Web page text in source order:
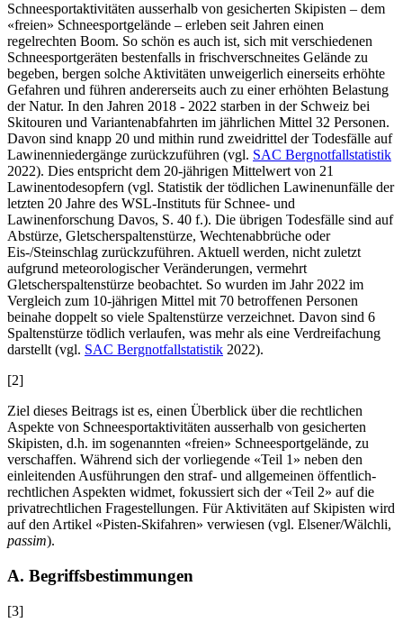
Schneesportaktivitäten ausserhalb von gesicherten Skipisten – dem
«freien» Schneesportgelände – erleben seit Jahren einen
regelrechten Boom. So schön es auch ist, sich mit verschiedenen
Schneesportgeräten bestenfalls in frischverschneites Gelände zu
begeben, bergen solche Aktivitäten unweigerlich einerseits erhöhte
Gefahren und führen andererseits auch zu einer erhöhten Belastung
der Natur. In den Jahren 2018 - 2022 starben in der Schweiz bei
Skitouren und Variantenabfahrten im jährlichen Mittel 32 Personen.
Davon sind knapp 20 und mithin rund zweidrittel der Todesfälle auf
Lawinenniedergänge zurückzuführen (vgl. SAC Bergnotfallstatistik
2022). Dies entspricht dem 20-jährigen Mittelwert von 21
Lawinentodesopfern (vgl. Statistik der tödlichen Lawinenunfälle der
letzten 20 Jahre des WSL-Instituts für Schnee- und
Lawinenforschung Davos, S. 40 f.). Die übrigen Todesfälle sind auf
Abstürze, Gletscherspaltenstürze, Wechtenabbrüche oder
Eis-/Steinschlag zurückzuführen. Aktuell werden, nicht zuletzt
aufgrund meteorologischer Veränderungen, vermehrt
Gletscherspaltenstürze beobachtet. So wurden im Jahr 2022 im
Vergleich zum 10-jährigen Mittel mit 70 betroffenen Personen
beinahe doppelt so viele Spaltenstürze verzeichnet. Davon sind 6
Spaltenstürze tödlich verlaufen, was mehr als eine Verdreifachung
darstellt (vgl. SAC Bergnotfallstatistik 2022).
[2]
Ziel dieses Beitrags ist es, einen Überblick über die rechtlichen
Aspekte von Schneesportaktivitäten ausserhalb von gesicherten
Skipisten, d.h. im sogenannten «freien» Schneesportgelände, zu
verschaffen. Während sich der vorliegende «Teil 1» neben den
einleitenden Ausführungen den straf- und allgemeinen öffentlich-
rechtlichen Aspekten widmet, fokussiert sich der «Teil 2» auf die
privatrechtlichen Fragestellungen. Für Aktivitäten auf Skipisten wird
auf den Artikel «Pisten-Skifahren» verwiesen (vgl. Elsener/Wälchli,
passim).
A. Begriffsbestimmungen
[3]